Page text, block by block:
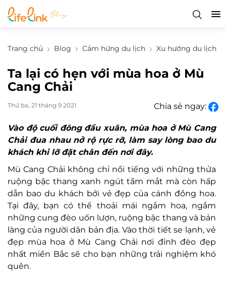
Trang chủ Blog Cảm hứng du lịch Xu hướng du lịch
Ta lại có hẹn với mùa hoa ở Mù
Cang Chải
Thứ ba, 21 tháng 9 2021 Chia sẻ ngay:
Vào độ cuối đông đầu xuân, mùa hoa ở Mù Cang
Chải đua nhau nở rộ rực rỡ, làm say lòng bao du
khách khi lỡ đặt chân đến nơi đây.
Mù Cang Chải không chỉ nổi tiếng với những thửa
ruộng bậc thang xanh ngút tầm mắt mà còn hấp
dẫn bao du khách bởi vẻ đẹp của cánh đồng hoa.
Tại đây, bạn có thể thoải mái ngắm hoa, ngắm
những cung đèo uốn lượn, ruộng bậc thang và bản
làng của người dân bản địa. Vào thời tiết se lạnh, vẻ
đẹp mùa hoa ở Mù Cang Chải nơi đỉnh đèo đẹp
nhất miền Bắc sẽ cho bạn những trải nghiệm khó
quên.